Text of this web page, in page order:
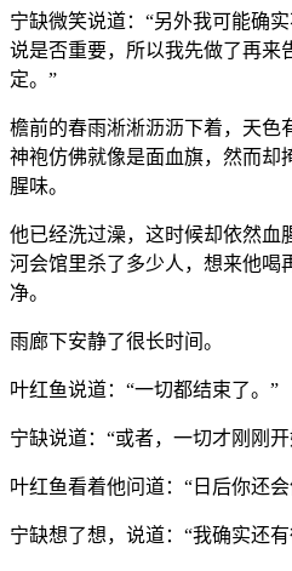
宁缺微笑说道：“另外我可能确
说是否重要，所以我先做了再来
定。”
檐前的春雨淅淅沥沥下着，天色
神袍仿佛就像是面血旗，然而却
腥味。
他已经洗过澡，这时候却依然血
河会馆里杀了多少人，想来他喝
净。
雨廊下安静了很长时间。
叶红鱼说道：“一切都结束了。”
宁缺说道：“或者，一切才刚刚
叶红鱼看着他问道：“日后你还
宁缺想了想，说道：“我确实还